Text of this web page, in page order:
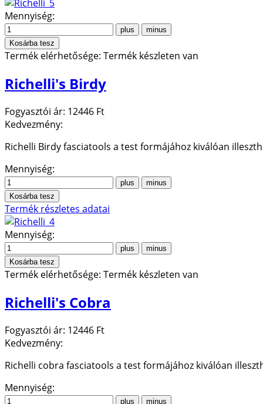
Mennyiség:
Termék elérhetősége: Termék készleten van
Richelli's Birdy
Fogyasztói ár: 12446 Ft
Kedvezmény:
Richelli Birdy fasciatools a test formájához kiválóan
Mennyiség:
Termék részletes adatai
Mennyiség:
Termék elérhetősége: Termék készleten van
Richelli's Cobra
Fogyasztói ár: 12446 Ft
Kedvezmény:
Richelli cobra fasciatools a test formájához kiválóan
Mennyiség: